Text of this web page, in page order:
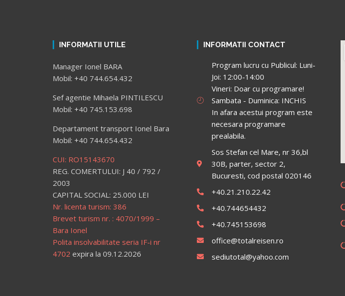
INFORMATII UTILE
Manager Ionel BARA
Mobil: +40 744.654.432
Sef agentie Mihaela PINTILESCU
Mobil: +40 745.153.698
Departament transport Ionel Bara
Mobil: +40 744.654.432
CUI: RO15143670
REG. COMERTULUI: J 40 / 792 /
2003
CAPITAL SOCIAL: 25.000 LEI
Nr. licenta turism: 386
Brevet turism nr. : 4070/1999 –
Bara Ionel
Polita insolvabilitate seria IF-i nr
4702 expira la 09.12.2026
INFORMATII CONTACT
Program lucru cu Publicul: Luni-
Joi: 12:00-14:00
Vineri: Doar cu programare!
Sambata - Duminica: INCHIS
In afara acestui program este
necesara programare
prealabila.
Sos Stefan cel Mare, nr 36,bl
30B, parter, sector 2,
Bucuresti, cod postal 020146
+40.21.210.22.42
+40.744654432
+40.745153698
office@totalreisen.ro
sediutotal@yahoo.com